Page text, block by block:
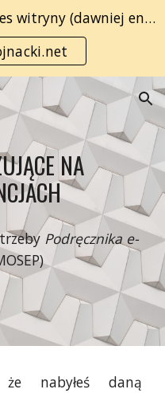
Skip to navigation
To jest nowy, oryginalny adres witryny (dawniej enauczanie.com):
NA
Podręcznika e-
że nabyłeś daną